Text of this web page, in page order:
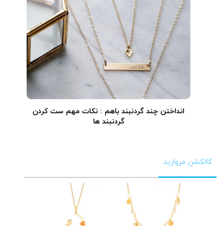
انداختن چند گردنبند باهم : نکات مهم ست کردن
گردنبند ها
کالکشن مروارید